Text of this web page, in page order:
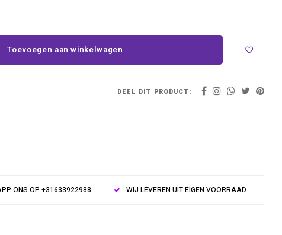
Toevoegen aan winkelwagen
DEEL DIT PRODUCT:
ONS OP +31633922988 WIJ LEVEREN UIT EIGEN VOORRAAD